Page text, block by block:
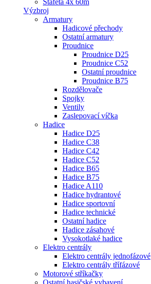
Štafeta 4x 60m
Výzbroj
Armatury
Hadicové přechody
Ostatní armatury
Proudnice
Proudnice D25
Proudnice C52
Ostatní proudnice
Proudnice B75
Rozdělovače
Spojky
Ventily
Zaslepovací víčka
Hadice
Hadice D25
Hadice C38
Hadice C42
Hadice C52
Hadice B65
Hadice B75
Hadice A110
Hadice hydrantové
Hadice sportovní
Hadice technické
Ostatní hadice
Hadice zásahové
Vysokotlaké hadice
Elektro centrály
Elektro centrály jednofázové
Elektro centrály třífázové
Motorové stříkačky
Ostatní hasičské vybavení